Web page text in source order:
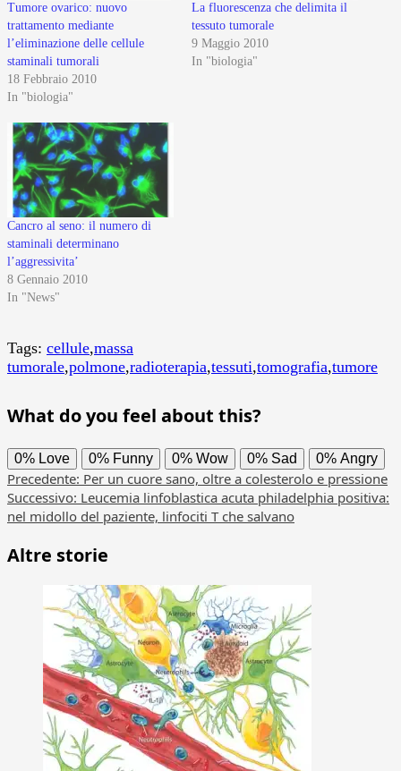
Tumore ovarico: nuovo
trattamento mediante
l’eliminazione delle cellule
staminali tumorali
18 Febbraio 2010
In "biologia"
La fluorescenza che delimita il
tessuto tumorale
9 Maggio 2010
In "biologia"
Cancro al seno: il numero di
staminali determinano
l’aggressivita’
8 Gennaio 2010
In "News"
Tags: cellule,massa
tumorale,polmone,radioterapia,tessuti,tomografia,tumore
What do you feel about this?
0% Love 0% Funny 0% Wow 0% Sad 0% Angry
Navigazione
articolo
Precedente: Per un cuore sano, oltre a colesterolo e pressione
Successivo: Leucemia linfoblastica acuta philadelphia positiva:
nel midollo del paziente, linfociti T che salvano
Altre storie